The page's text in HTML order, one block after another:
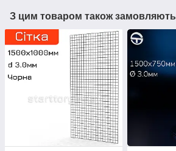
З цим товаром також замовляють